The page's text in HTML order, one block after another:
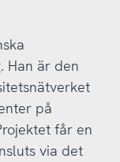
Han är den
på
får en
via det